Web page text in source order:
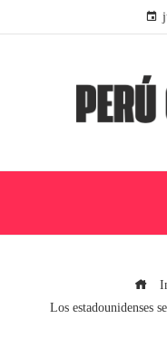
Los estadounidenses